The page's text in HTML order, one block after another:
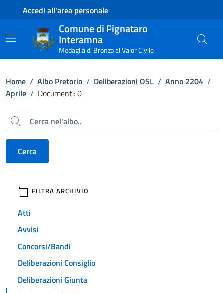
Contenuto principale
Piede di paginaAccedi all'area personale
Comune di Pignataro
Interamna
Medaglia di Bronzo al Valor Civile
Home / Albo Pretorio / Deliberazioni OSL / Anno 2204 /
Aprile / Documenti: 0
Cerca
Cerca
filtri da applicare
FILTRA ARCHIVIO
Atti
Avvisi
Concorsi/Bandi
Deliberazioni Consiglio
Deliberazioni Giunta